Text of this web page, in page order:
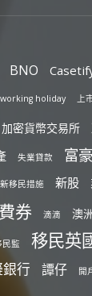
BNO
working holiday 上
加密貨幣交易所
失業貸款 富豪
新移民措施 新股
券 滴滴 澳
民監 移民英
行 譚仔 開